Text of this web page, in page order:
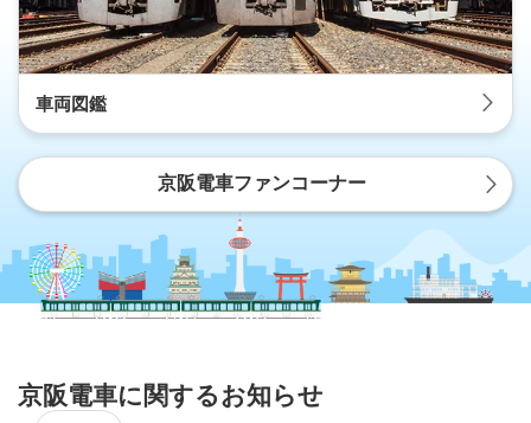
車両図鑑
京阪電車ファンコーナー
京阪電車に関するお知らせ